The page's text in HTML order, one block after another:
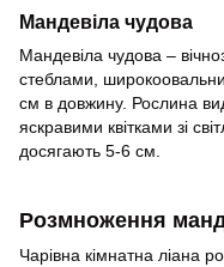
Мандевіла чудова
Мандевіла чудова –
стеблами,
см в довжину. Рослина
яскравими квітками зі
досягають 5-6 см.
Розмноження
Чарівна кімнатна ліана